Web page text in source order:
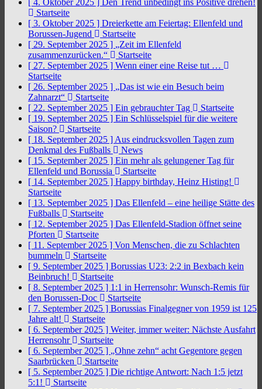
[ 4. Oktober 2025 ] Den Trend unbedingt ins Positive drehen!
Startseite
[ 3. Oktober 2025 ] Dreierkette am Feiertag: Ellenfeld und
Borussen-Jugend
Startseite
[ 29. September 2025 ] „Zeit im Ellenfeld
zusammenzurücken.“
Startseite
[ 27. September 2025 ] Wenn einer eine Reise tut …
Startseite
[ 26. September 2025 ] „Das ist wie ein Besuch beim
Zahnarzt“
Startseite
[ 22. September 2025 ] Ein gebrauchter Tag
Startseite
[ 19. September 2025 ] Ein Schlüsselspiel für die weitere
Saison?
Startseite
[ 18. September 2025 ] Aus eindrucksvollen Tagen zum
Denkmal des Fußballs
News
[ 15. September 2025 ] Ein mehr als gelungener Tag für
Ellenfeld und Borussia
Startseite
[ 14. September 2025 ] Happy birthday, Heinz Histing!
Startseite
[ 13. September 2025 ] Das Ellenfeld – eine heilige Stätte des
Fußballs
Startseite
[ 12. September 2025 ] Das Ellenfeld-Stadion öffnet seine
Pforten
Startseite
[ 11. September 2025 ] Von Menschen, die zu Schlachten
bummeln
Startseite
[ 9. September 2025 ] Borussias U23: 2:2 in Bexbach kein
Beinbruch!
Startseite
[ 8. September 2025 ] 1:1 in Herrensohr: Wunsch-Remis für
den Borussen-Doc
Startseite
[ 7. September 2025 ] Borussias Finalgegner von 1959 ist 125
Jahre alt!
Startseite
[ 6. September 2025 ] Weiter, immer weiter: Nächste Ausfahrt
Herrensohr
Startseite
[ 6. September 2025 ] „Ohne zehn“ acht Gegentore gegen
Saarbrücken
Startseite
[ 5. September 2025 ] Die richtige Antwort: Nach 1:5 jetzt
5:1!
Startseite